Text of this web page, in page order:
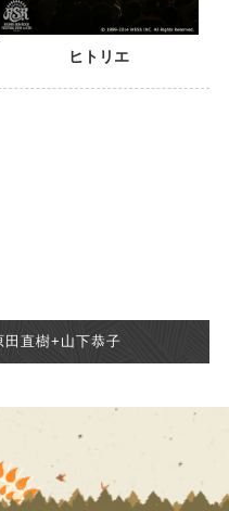
ヒトリエ
直樹+山下恭子